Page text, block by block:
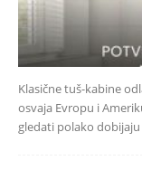
Klasične tuš-kabine
osvaja Evropu i
gledati polako